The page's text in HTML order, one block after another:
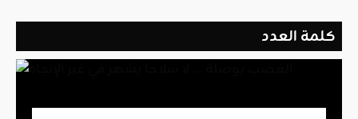
كلمة العدد